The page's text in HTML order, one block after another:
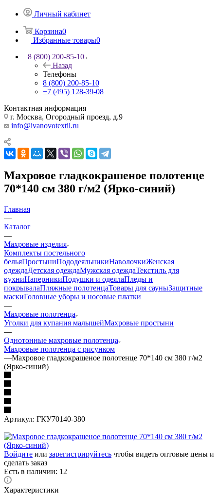
Личный кабинет
Корзина0
Избранные товары0
8 (800) 200-85-10
Назад
Телефоны
8 (800) 200-85-10
+7 (495) 128-39-08
Контактная информация
г. Москва, Огородный проезд, д.9
info@ivanovotextil.ru
Махровое гладкокрашеное полотенце
70*140 см 380 г/м2 (Ярко-синий)
Главная
—
Каталог
—
Махровые изделия
Комплекты постельного
бельяПростыниПододеяльникиНаволочкиЖенская
одеждаДетская одеждаМужская одеждаТекстиль для
кухниНаперникиПодушки и одеялаПледы и
покрывалаПляжные полотенцаТовары для сауныЗащитные
маскиГоловные уборы и носовые платки
—
Махровые полотенца
Уголки для купания малышейМахровые простыни
—
Однотонные махровые полотенца
Махровые полотенца с рисунком
—Махровое гладкокрашеное полотенце 70*140 см 380 г/м2
(Ярко-синий)
Артикул: ГКУ70140-380
Войдите или зарегистрируйтесь чтобы видеть оптовые цены и
сделать заказ
Есть в наличии: 12
Характеристики